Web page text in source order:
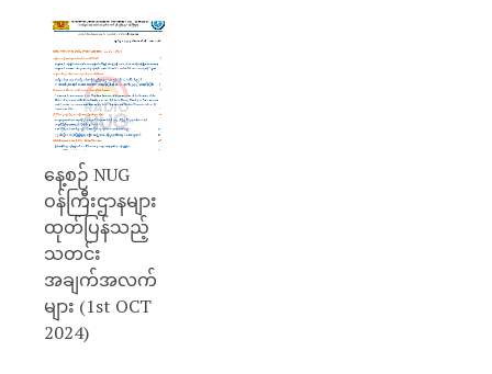
နေ့စဉ် NUG
ဝန်ကြီးဌာနများ
ထုတ်ပြန်သည့်
သတင်း
အချက်အလက်
များ (1st OCT
2024)